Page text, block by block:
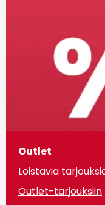
Outlet
Loistavia
Outlet-tarjouksiin